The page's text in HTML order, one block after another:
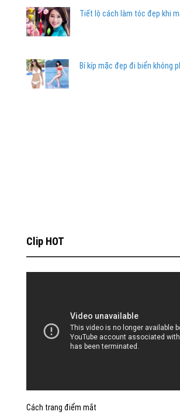
Tiết lộ cách làm tóc đẹp khi
Bí kíp mặc đẹp đi biển không
Clip HOT
Cách trang điểm mắt